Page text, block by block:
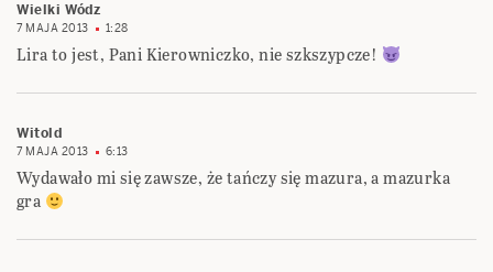
Wielki Wódz
7 MAJA 2013 1:28
Lira to jest, Pani Kierowniczko, nie szkszypcze!
Witold
7 MAJA 2013 6:13
Wydawało mi się zawsze, że tańczy się mazura, a mazurka
gra